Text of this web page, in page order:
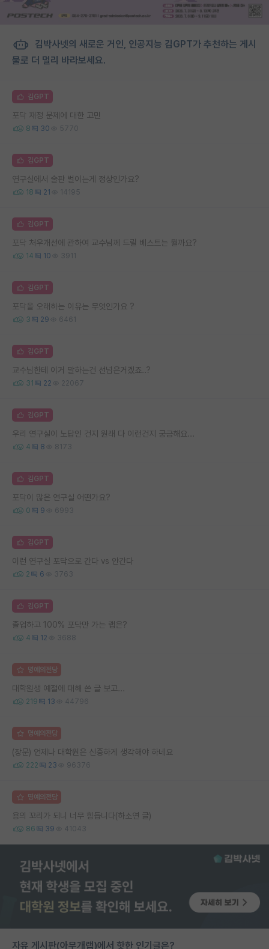
김박사넷의 새로운 거인, 인공지능 김GPT가 추천하는 게시
물로 더 멀리 바라보세요.
김GPT
포닥 재정 문제에 대한 고민
8 30 5770
김GPT
연구실에서 술판 벌이는게 정상인가요?
18 21 14195
김GPT
포닥 처우개선에 관하여 교수님께 드릴 베스트는 뭘까요?
14 10 3911
김GPT
포닥을 오래하는 이유는 무엇인가요 ?
3 29 6461
김GPT
교수님한테 이거 말하는건 선넘은거겠죠..?
31 22 22067
김GPT
우리 연구실이 노답인 건지 원래 다 이런건지 궁금해요...
4 8 8173
김GPT
포닥이 많은 연구실 어떤가요?
0 9 6993
김GPT
이런 연구실 포닥으로 간다 vs 안간다
2 6 3763
김GPT
졸업하고 100% 포닥만 가는 랩은?
4 12 3688
명예의전당
대학원생 예절에 대해 쓴 글 보고...
219 13 44796
명예의전당
(장문) 언제나 대학원은 신중하게 생각해야 하네요
222 23 96376
명예의전당
용의 꼬리가 되니 너무 힘듭니다(하소연 글)
86 39 41043
자유 게시판(아무개랩)에서 핫한 인기글은?